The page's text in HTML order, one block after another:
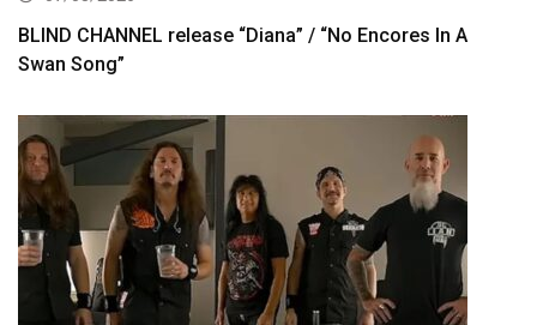
BLIND CHANNEL release “Diana” / “No Encores In A
Swan Song”